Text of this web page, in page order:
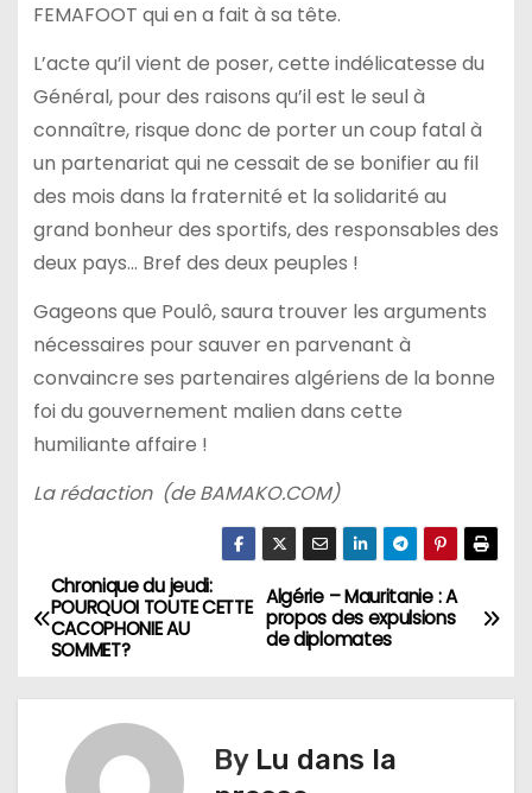
FEMAFOOT qui en a fait à sa tête.
L’acte qu’il vient de poser, cette indélicatesse du
Général, pour des raisons qu’il est le seul à
connaître, risque donc de porter un coup fatal à
un partenariat qui ne cessait de se bonifier au fil
des mois dans la fraternité et la solidarité au
grand bonheur des sportifs, des responsables des
deux pays… Bref des deux peuples !
Gageons que Poulô, saura trouver les arguments
nécessaires pour sauver en parvenant à
convaincre ses partenaires algériens de la bonne
foi du gouvernement malien dans cette
humiliante affaire !
La rédaction (de BAMAKO.COM)
N
a
v
Algérie – Mauritanie : A
propos des expulsions
de diplomates
Chronique du jeudi:
POURQUOI TOUTE CETTE
CACOPHONIE AU
SOMMET?
By Lu dans la